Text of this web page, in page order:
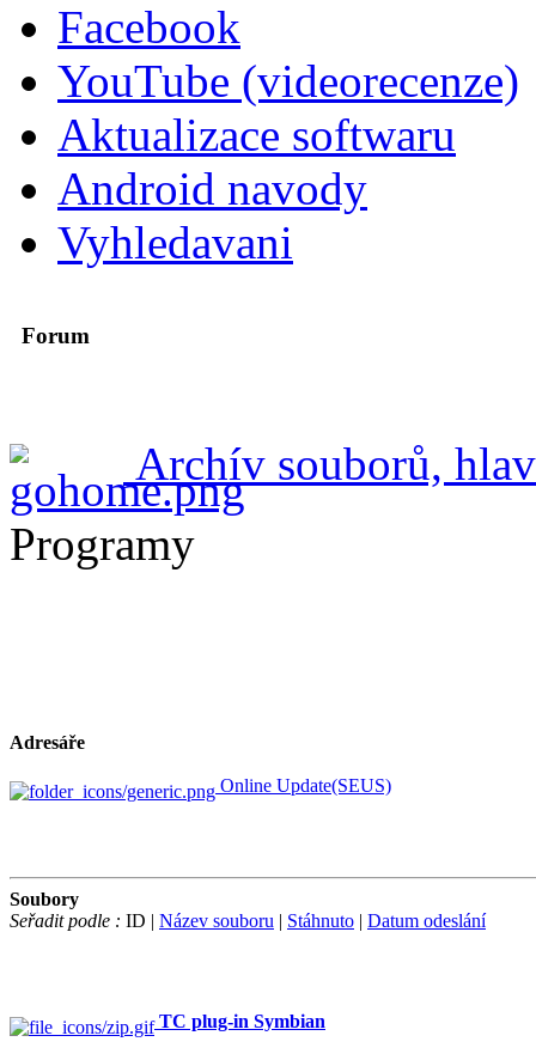
Facebook
YouTube (videorecenze)
Aktualizace softwaru
Android navody
Vyhledavani
Forum
Archív souborů,
Programy
Adresáře
Online Update(SEUS)
Soubory
Seřadit podle : ID | Název souboru | Stáhnuto | Datum odeslání
TC plug-in Symbian